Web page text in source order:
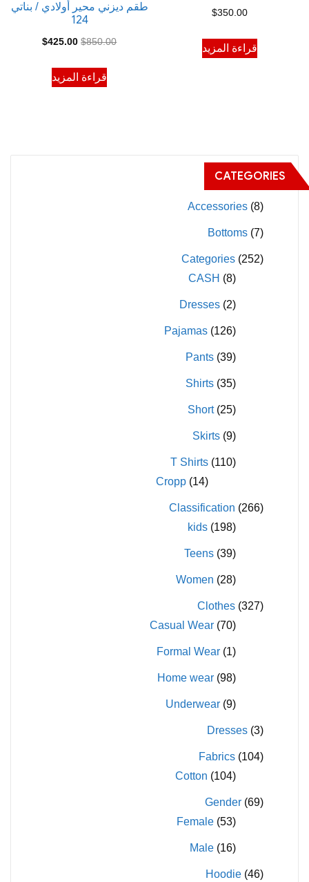
$350.00
قراءة المزيد
طقم ديزني محير أولادي / بناتي
124
$850.00
السعر
هو:
$425.00 السعر
قراءة المزيد
CATEGORIES
Accessories (8)
Bottoms (7)
Categories (252)
CASH (8)
Dresses (2)
Pajamas (126)
Pants (39)
Shirts (35)
Short (25)
Skirts (9)
T Shirts (110)
Cropp (14)
Classification (266)
kids (198)
Teens (39)
Women (28)
Clothes (327)
Casual Wear (70)
Formal Wear (1)
Home wear (98)
Underwear (9)
Dresses (3)
Fabrics (104)
Cotton (104)
Gender (69)
Female (53)
Male (16)
Hoodie (46)